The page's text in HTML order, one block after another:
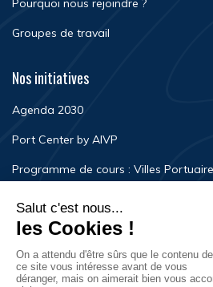
Pourquoi nous rejoindre ?
Groupes de travail
Nos initiatives
Agenda 2030
Port Center by AIVP
Programme de cours : Villes
Newsroom
Événements